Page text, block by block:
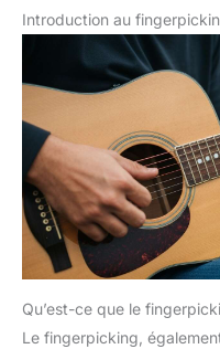
Introduction au
Qu’est-ce que le
Le fingerpicking,